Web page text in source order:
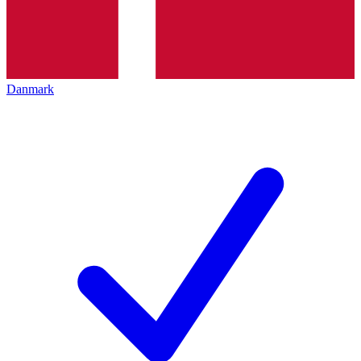
Danmark